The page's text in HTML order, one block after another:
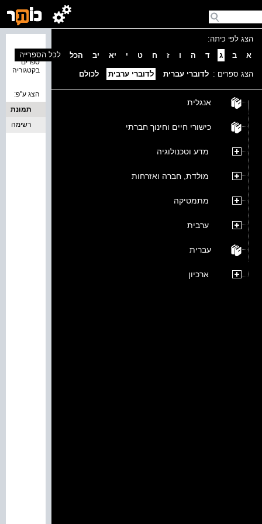
הצג לפי כיתה:
א
ב ג ד ה ו ז ח ט י יא יב הכל
הצג ספרים : לדוברי עברית לדוברי ערבית לכולם
אנגלית
כישורי חיים וחינוך חברתי
מדע וטכנולוגיה
מולדת, חברה ואזרחות
מתמטיקה
ערבית
עברית
ארכיון
ספרים
בקטגוריה
לכל הספרייה
הצג ע''פ:
תמונת
כריכה
רשימה